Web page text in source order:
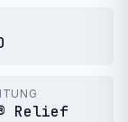
Relief